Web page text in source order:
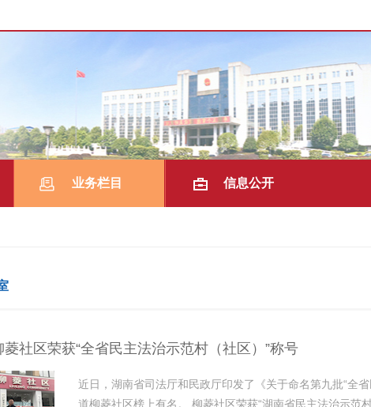
业务栏目 信息公开
社区荣获“全省民主法治示范村（社区）”称号
近日，湖南省司法厅和民政厅印发了《关于命名第九批“全
道柳菱社区榜上有名。 柳菱社区荣获“湖南省民主法治示范